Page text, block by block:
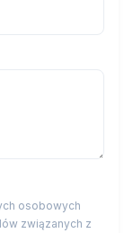
osobowych
związanych z